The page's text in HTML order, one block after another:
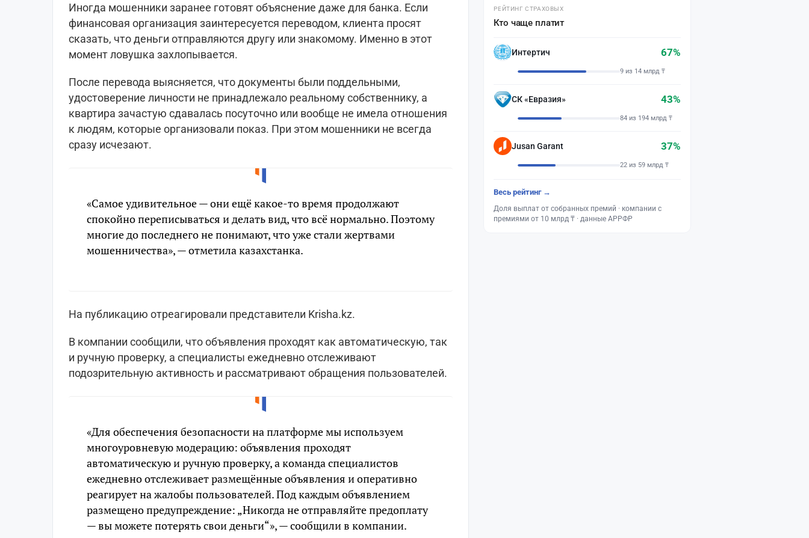
Иногда мошенники заранее готовят объяснение даже для банка. Если
финансовая организация заинтересуется переводом, клиента просят
сказать, что деньги отправляются другу или знакомому. Именно в этот
момент ловушка захлопывается.
После перевода выясняется, что документы были поддельными,
удостоверение личности не принадлежало реальному собственнику, а
квартира зачастую сдавалась посуточно или вообще не имела отношения
к людям, которые организовали показ. При этом мошенники не всегда
сразу исчезают.
«Самое удивительное — они ещё какое-то время продолжают
спокойно переписываться и делать вид, что всё нормально. Поэтому
многие до последнего не понимают, что уже стали жертвами
мошенничества», — отметила казахстанка.
На публикацию отреагировали представители Krisha.kz.
В компании сообщили, что объявления проходят как автоматическую, так
и ручную проверку, а специалисты ежедневно отслеживают
подозрительную активность и рассматривают обращения пользователей.
«Для обеспечения безопасности на платформе мы используем
многоуровневую модерацию: объявления проходят
автоматическую и ручную проверку, а команда специалистов
ежедневно отслеживает размещённые объявления и оперативно
реагирует на жалобы пользователей. Под каждым объявлением
размещено предупреждение: „Никогда не отправляйте предоплату
— вы можете потерять свои деньги“», — сообщили в компании.
РЕЙТИНГ СТРАХОВЫХ
Кто чаще платит
Интертич 67%
9 из 14 млрд ₸
СК «Евразия» 43%
84 из 194 млрд ₸
Jusan Garant 37%
22 из 59 млрд ₸
Весь рейтинг →
Доля выплат от собранных премий · компании с
премиями от 10 млрд ₸ · данные АРРФР